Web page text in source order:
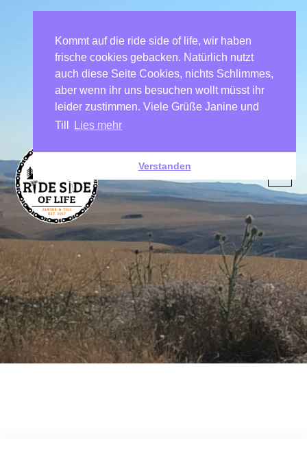
Kommt auf die ride side of life, wir haben
frische cookies gebacken. Natürlich nutzt
auch diese Seite Cookies, nichts Schlimmes,
aber wenn ihr uns besuchen wollt müsst ihr
leider zustimmen. Viele Grüße Janine und
Till
Lies mehr
Verstanden